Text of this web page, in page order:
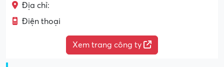
Địa chỉ:
Điện thoại
Xem trang công ty